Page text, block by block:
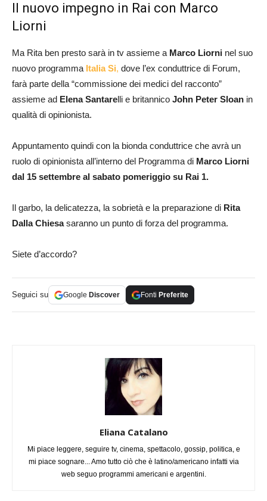
Il nuovo impegno in Rai con Marco
Liorni
Ma Rita ben presto sarà in tv assieme a Marco Liorni nel suo
nuovo programma Italia Si, dove l’ex conduttrice di Forum,
farà parte della “commissione dei medici del racconto”
assieme ad Elena Santarelli e britannico John Peter Sloan in
qualità di opinionista.
Appuntamento quindi con la bionda conduttrice che avrà un
ruolo di opinionista all’interno del Programma di Marco Liorni
dal 15 settembre al sabato pomeriggio su Rai 1.
Il garbo, la delicatezza, la sobrietà e la preparazione di Rita
Dalla Chiesasaranno un punto di forza del programma.
Siete d’accordo?
Seguici su Google Discover Fonti Preferite
Eliana Catalano
Mi piace leggere, seguire tv, cinema, spettacolo, gossip, politica, e
mi piace sognare... Amo tutto ciò che è latino/americano infatti via
web seguo programmi americani e argentini.